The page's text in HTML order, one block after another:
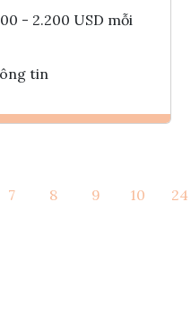
- 2.200 USD mỗi
tin
Tham vấn Interlink
7 8 9 10 24